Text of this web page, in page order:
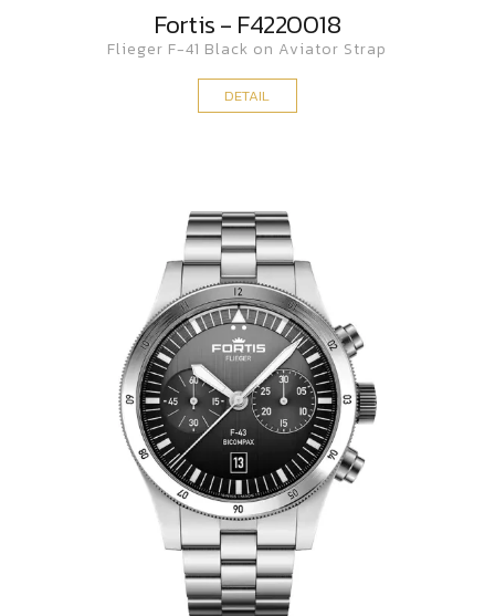
Fortis - F4220018
Flieger F-41 Black on Aviator Strap
DETAIL